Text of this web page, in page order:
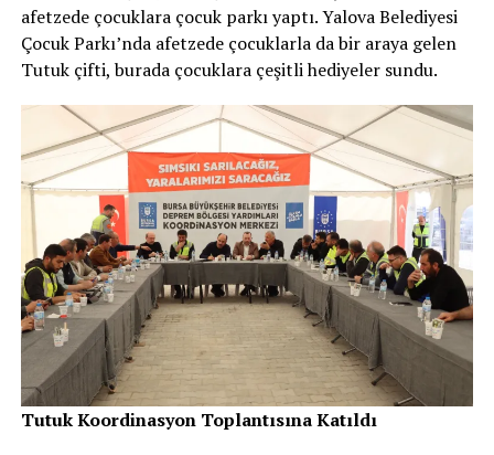
afetzede çocuklara çocuk parkı yaptı. Yalova Belediyesi
Çocuk Parkı’nda afetzede çocuklarla da bir araya gelen
Tutuk çifti, burada çocuklara çeşitli hediyeler sundu.
Tutuk Koordinasyon Toplantısına Katıldı